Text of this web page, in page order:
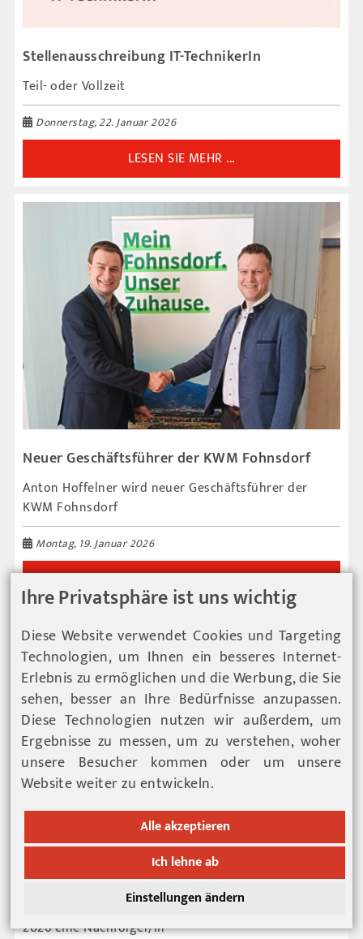
Ihre Privatsphäre ist uns wichtig
Diese Website verwendet Cookies und Targeting
Technologien, um Ihnen ein besseres Internet-
Erlebnis zu ermöglichen und die Werbung, die Sie
sehen, besser an Ihre Bedürfnisse anzupassen.
Diese Technologien nutzen wir außerdem, um
Ergebnisse zu messen, um zu verstehen, woher
unsere Besucher kommen oder um unsere
Website weiter zu entwickeln.
Alle akzeptieren
Ich lehne ab
Einstellungen ändern
Stellenausschreibung IT-TechnikerIn
Teil- oder Vollzeit
Donnerstag, 22. Januar 2026
LESEN SIE MEHR ...
Neuer Geschäftsführer der KWM Fohnsdorf
Anton Hoffelner wird neuer Geschäftsführer der
KWM Fohnsdorf
Montag, 19. Januar 2026
LESEN SIE MEHR ...
Nachfolger/in gesucht
Der Friseursalon Susi Kamper sucht ab November
2026 eine Nachfolger/in